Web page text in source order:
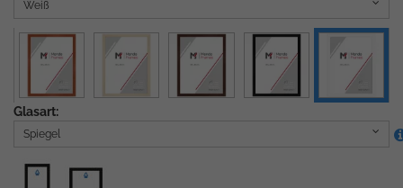
Weiß
Glasart:
Spiegel